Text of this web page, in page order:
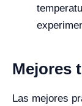
Mejores
Las mejores